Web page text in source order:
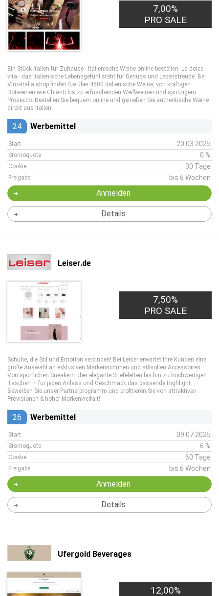
7,00%
PRO SALE
Ein Stück Italien für Zuhause - Italienische Weine online bestellen. La dolce
vita - das italienische Lebensgefühl steht für Genuss und Lebensfreude. Bei
Vino-Italia.shop finden Sie über 4500 italienische Weine, von kräftigen
Rotweinen wie Chianti bis zu erfrischenden Weißweinen und spritzigem
Prosecco. Bestellen Sie bequem online und genießen Sie authentische Weine
direkt aus Italien.
24 Werbemittel
Start 20.03.2025
Stornoquote 0 %
Cookie 30 Tage
Freigabe bis 6 Wochen
Anmelden
Details
Leiser.de
7,50%
PRO SALE
Schuhe, die Stil und Emotion verbinden! Bei Leiser erwartet Ihre Kunden eine
große Auswahl an exklusiven Markenschuhen und stilvollen Accessoires.
Von sportlichen Sneakern über elegante Stiefeletten bis hin zu hochwertigen
Taschen — für jeden Anlass und Geschmack das passende Highlight.
Bewerben Sie unser Partnerprogramm und profitieren Sie von attraktiven
Provisionen & hoher Markenvielfalt!
26 Werbemittel
Start 09.07.2025
Stornoquote 6 %
Cookie 60 Tage
Freigabe bis 6 Wochen
Anmelden
Details
Ufergold Beverages
12,00%